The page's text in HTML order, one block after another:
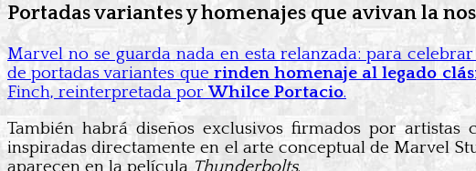
Portadas variantes y homenajes que avivan la
Marvel no se guarda nada en esta relanzada: para
de portadas variantes que rinden homenaje al legado
Finch, reinterpretada porWhilce Portacio.
También habrá diseños exclusivos firmados por artistas
inspiradas directamente en el arte conceptual de Marvel
aparecen en la película Thunderbolts.